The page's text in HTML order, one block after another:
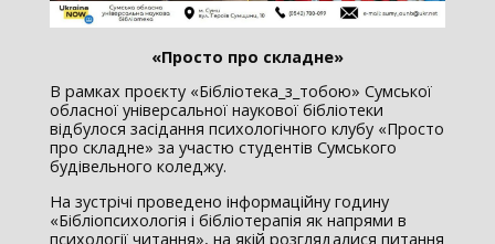
«Просто про складне»
В рамках проєкту «Бібліотека_з_тобою» Сумської
обласної універсальної наукової бібліотеки
відбулося засідання психологічного клубу «Просто
про складне» за участю студентів Сумського
будівельного коледжу.
На зустрічі проведено інформаційну годину
«Бібліопсихологія і бібліотерапія як напрями в
психології читання», на якій розглядалися питання